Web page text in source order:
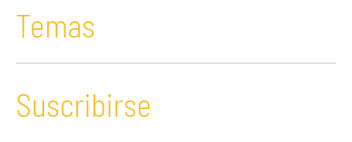
Temas
Suscribirse